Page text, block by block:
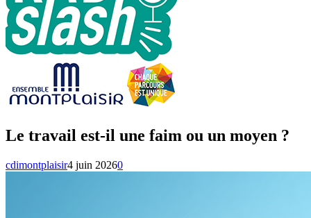
Le travail est-il une faim ou un moyen ?
cdimontplaisir4 juin 20260